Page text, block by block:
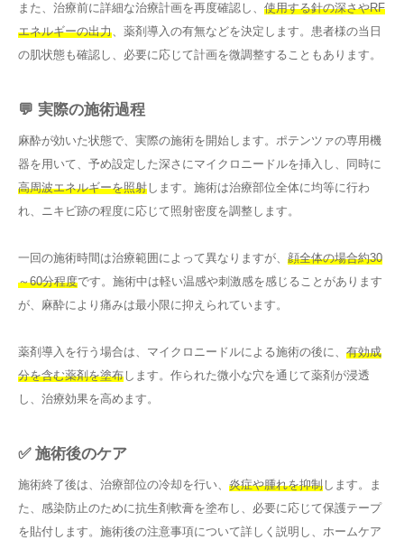
また、治療前に詳細な治療計画を再度確認し、 使用する針の深さやRF
エネルギーの出力、薬剤導入の有無などを決定します。患者様の当日
の肌状態も確認し、必要に応じて計画を微調整することもあります。
💬 実際の施術過程
麻酔が効いた状態で、実際の施術を開始します。ポテンツァの専用機
器を用いて、予め設定した深さにマイクロニードルを挿入し、同時に
高周波エネルギーを照射 します。施術は治療部位全体に均等に行わ
れ、ニキビ跡の程度に応じて照射密度を調整します。
一回の施術時間は治療範囲によって異なりますが、 顔全体の場合約30
～60分程度です。施術中は軽い温感や刺激感を感じることがあります
が、麻酔により痛みは最小限に抑えられています。
薬剤導入を行う場合は、マイクロニードルによる施術の後に、 有効成
分を含む薬剤を塗布 します。作られた微小な穴を通じて薬剤が浸透
し、治療効果を高めます。
✅ 施術後のケア
施術終了後は、治療部位の冷却を行い、 炎症や腫れを抑制 します。ま
た、感染防止のために抗生剤軟膏を塗布し、必要に応じて保護テープ
を貼付します。施術後の注意事項について詳しく説明し、ホームケア